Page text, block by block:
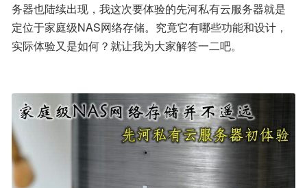
务器也陆续出现，我这次要体验的先河私有云服务器就是
定位于家庭级NAS网络存储。究竟它有哪些功能和设计，
实际体验又是如何？就让我为大家解答一二吧。